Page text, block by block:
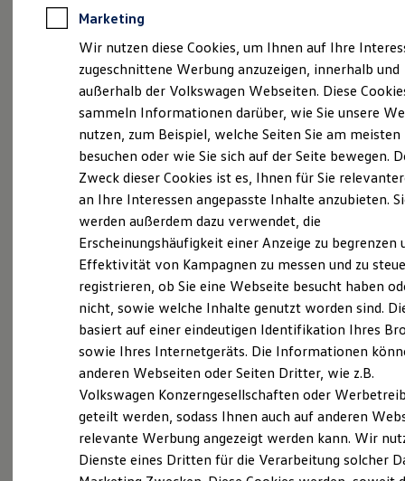
Anpfiff zum Gewinn
Elektroautos
ID. Tutorials
Elektrofahrzeugkonzepte
Reichweite
Reichweite der ID. Modelle
Reichweite im Winter
Laden
Laden unterwegs
Laden Zuhause
Ladezeitensimulator
Batterie
Sicherheit
Garantie und Lebensdauer
Nachhaltigkeit
Technologie
Kosten und Kauf
Verbrauchskosten
Kaufoptionen
E-Auto-Förderung
Software und Konnektivität
Die ID. Software 6
ID. Software Versionen und Updates
Digitale Extras
Schnittstellen zu Ihrem ID.
Probefahrt vereinbaren
Fahrzeugangebot anfordern
Servicetermin buchen
Serviceanfrage stellen
Marketing
Wir nutzen diese Cookies, um Ihnen auf Ihre
zugeschnittene Werbung anzuzeigen, innerhalb und
außerhalb der Volkswagen Webseiten. Diese
sammeln Informationen darüber, wie Sie unsere
nutzen, zum Beispiel, welche Seiten Sie am meisten
besuchen oder wie Sie sich auf der Seite bewegen.
Zweck dieser Cookies ist es, Ihnen für Sie
an Ihre Interessen angepasste Inhalte anzubieten.
werden außerdem dazu verwendet, die
Erscheinungshäufigkeit einer Anzeige zu begrenzen
Effektivität von Kampagnen zu messen und zu
registrieren, ob Sie eine Webseite besucht haben
nicht, sowie welche Inhalte genutzt worden sind.
basiert auf einer eindeutigen Identifikation Ihres
sowie Ihres Internetgeräts. Die Informationen
anderen Webseiten oder Seiten Dritter, wie z.B.
Volkswagen Konzerngesellschaften oder
geteilt werden, sodass Ihnen auch auf anderen
relevante Werbung angezeigt werden kann. Wir
Dienste eines Dritten für die Verarbeitung solcher